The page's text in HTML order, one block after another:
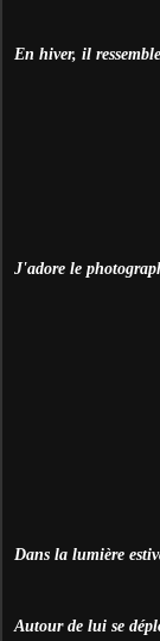
En hiver, il
J'adore le
Dans la lumière
Autour de lui se